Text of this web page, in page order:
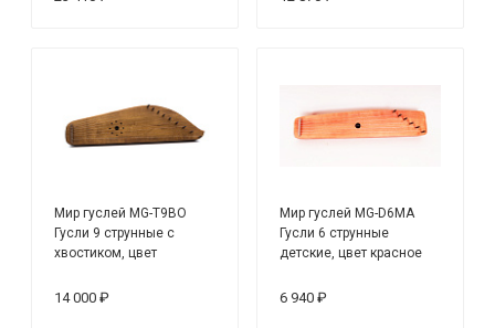
Мир гуслей MG-T9BO
Гусли 9 струнные с
хвостиком, цвет
14 000 ₽
Мир гуслей MG-D6MA
Гусли 6 струнные
детские, цвет красное
6 940 ₽